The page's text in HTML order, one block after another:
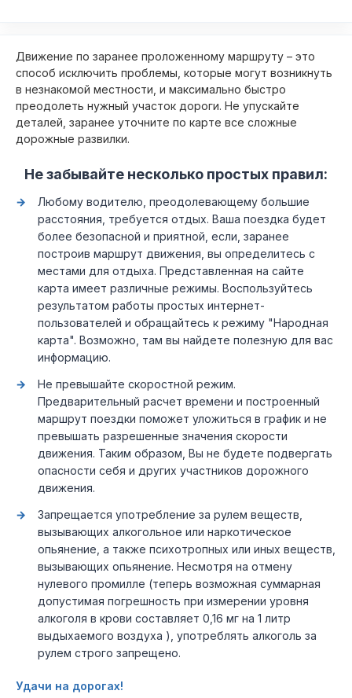
Движение по заранее проложенному маршруту – это
способ исключить проблемы, которые могут возникнуть
в незнакомой местности, и максимально быстро
преодолеть нужный участок дороги. Не упускайте
деталей, заранее уточните по карте все сложные
дорожные развилки.
Не забывайте несколько простых правил:
Любому водителю, преодолевающему большие
расстояния, требуется отдых. Ваша поездка будет
более безопасной и приятной, если, заранее
построив маршрут движения, вы определитесь с
местами для отдыха. Представленная на сайте
карта имеет различные режимы. Воспользуйтесь
результатом работы простых интернет-
пользователей и обращайтесь к режиму "Народная
карта". Возможно, там вы найдете полезную для вас
информацию.
Не превышайте скоростной режим.
Предварительный расчет времени и построенный
маршрут поездки поможет уложиться в график и не
превышать разрешенные значения скорости
движения. Таким образом, Вы не будете подвергать
опасности себя и других участников дорожного
движения.
Запрещается употребление за рулем веществ,
вызывающих алкогольное или наркотическое
опьянение, а также психотропных или иных веществ,
вызывающих опьянение. Несмотря на отмену
нулевого промилле (теперь возможная суммарная
допустимая погрешность при измерении уровня
алкоголя в крови составляет 0,16 мг на 1 литр
выдыхаемого воздуха ), употреблять алкоголь за
рулем строго запрещено.
Удачи на дорогах!